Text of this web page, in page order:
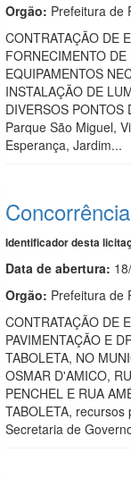
Orgão: Prefeitura de
CONTRATAÇÃO DE
FORNECIMENTO
EQUIPAMENTOS
INSTALAÇÃO DE
DIVERSOS PONTOS
Parque São Miguel,
Esperança, Jardim...
Identificador desta
Data de abertura:
Orgão: Prefeitura de
CONTRATAÇÃO DE
PAVIMENTAÇÃO E
TABOLETA, NO
OSMAR D'AMICO,
PENCHEL E RUA
TABOLETA,
Secretaria de